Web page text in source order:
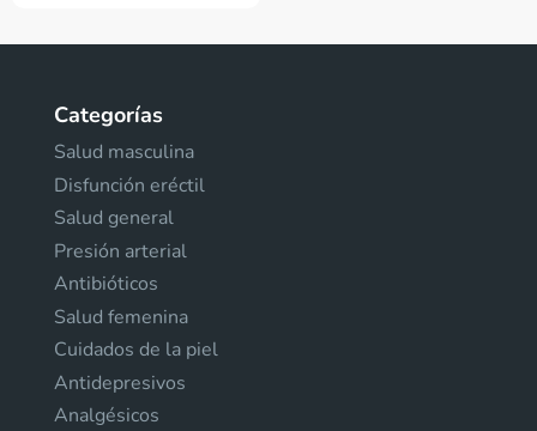
Categorías
Salud masculina
Disfunción eréctil
Salud general
Presión arterial
Antibióticos
Salud femenina
Cuidados de la piel
Antidepresivos
Analgésicos